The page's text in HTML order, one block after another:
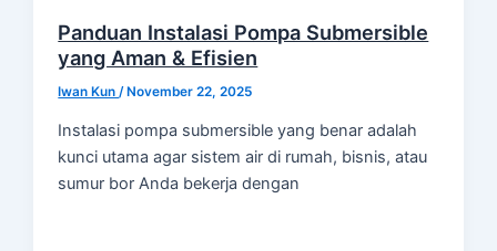
Panduan Instalasi Pompa Submersible
yang Aman & Efisien
Iwan Kun/November 22, 2025
Instalasi pompa submersible yang benar adalah
kunci utama agar sistem air di rumah, bisnis, atau
sumur bor Anda bekerja dengan